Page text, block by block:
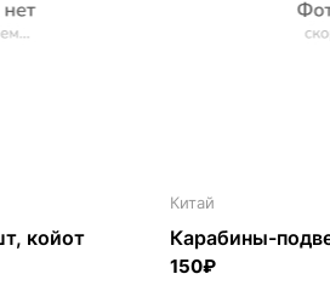
койот
Китай
Карабины-
150₽